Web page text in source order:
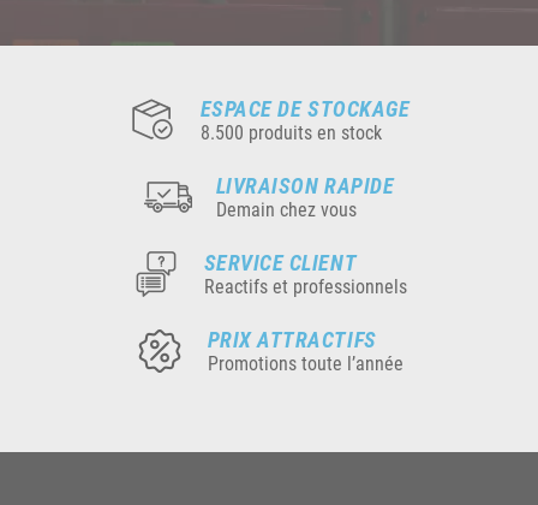
ESPACE DE STOCKAGE
8.500 produits en stock
LIVRAISON RAPIDE
Demain chez vous
SERVICE CLIENT
Reactifs et professionnels
PRIX ATTRACTIFS
Promotions toute l’année